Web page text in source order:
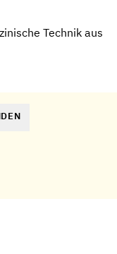
Technik aus